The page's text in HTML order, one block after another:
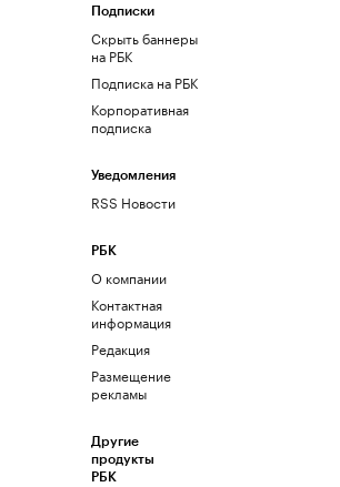
Подписки
Скрыть баннеры
на РБК
Подписка на РБК
Корпоративная
подписка
Уведомления
RSS Новости
РБК
О компании
Контактная
информация
Редакция
Размещение
рекламы
Другие
продукты
РБК